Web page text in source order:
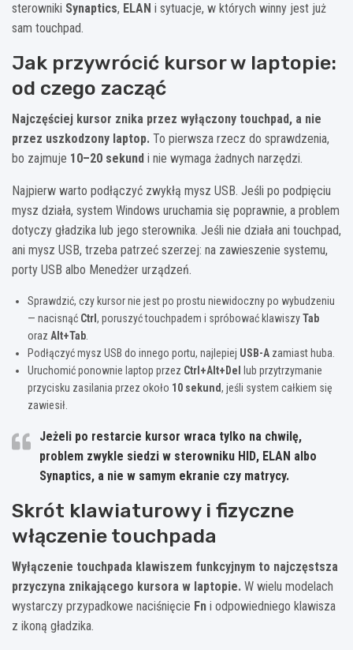
sterowniki Synaptics, ELAN i sytuacje, w których winny jest już
sam touchpad.
Jak przywrócić kursor w laptopie:
od czego zacząć
Najczęściej kursor znika przez wyłączony touchpad, a nie
przez uszkodzony laptop. To pierwsza rzecz do sprawdzenia,
bo zajmuje 10–20 sekund i nie wymaga żadnych narzędzi.
Najpierw warto podłączyć zwykłą mysz USB. Jeśli po podpięciu
mysz działa, system Windows uruchamia się poprawnie, a problem
dotyczy gładzika lub jego sterownika. Jeśli nie działa ani touchpad,
ani mysz USB, trzeba patrzeć szerzej: na zawieszenie systemu,
porty USB albo Menedżer urządzeń.
Sprawdzić, czy kursor nie jest po prostu niewidoczny po wybudzeniu
— nacisnąć Ctrl , poruszyć touchpadem i spróbować klawiszyTab
oraz Alt+Tab
Podłączyć mysz USB do innego portu, najlepiej USB-A zamiast huba.
Uruchomić ponownie laptop przez Ctrl+Alt+Del
lub przytrzymanie
przycisku zasilania przez około 10 sekund, jeśli system całkiem się
zawiesił.
Jeżeli po restarcie kursor wraca tylko na chwilę,
problem zwykle siedzi w sterowniku HID, ELAN albo
Synaptics, a nie w samym ekranie czy matrycy.
Skrót klawiaturowy i fizyczne
włączenie touchpada
Wyłączenie touchpada klawiszem funkcyjnym to najczęstsza
przyczyna znikającego kursora w laptopie. W wielu modelach
wystarczy przypadkowe naciśnięcie Fn i odpowiedniego klawisza
z ikoną gładzika.